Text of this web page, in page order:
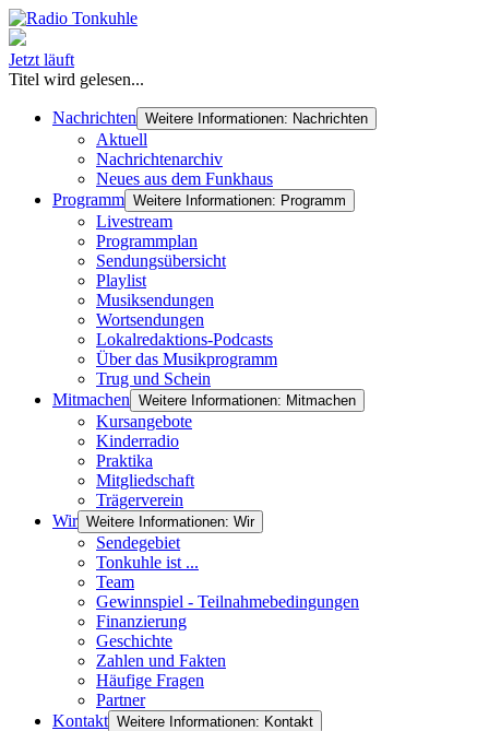
Jetzt läuft
Titel wird gelesen...
Nachrichten Weitere Informationen: Nachrichten
Aktuell
Nachrichtenarchiv
Neues aus dem Funkhaus
Programm Weitere Informationen: Programm
Livestream
Programmplan
Sendungsübersicht
Playlist
Musiksendungen
Wortsendungen
Lokalredaktions-Podcasts
Über das Musikprogramm
Trug und Schein
Mitmachen Weitere Informationen: Mitmachen
Kursangebote
Kinderradio
Praktika
Mitgliedschaft
Trägerverein
Wir Weitere Informationen: Wir
Sendegebiet
Tonkuhle ist ...
Team
Gewinnspiel - Teilnahmebedingungen
Finanzierung
Geschichte
Zahlen und Fakten
Häufige Fragen
Partner
Kontakt Weitere Informationen: Kontakt